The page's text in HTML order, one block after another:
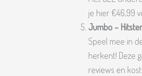
je hier €46,99
Jumbo –
Speel mee in
herkent! Deze
reviews en kost